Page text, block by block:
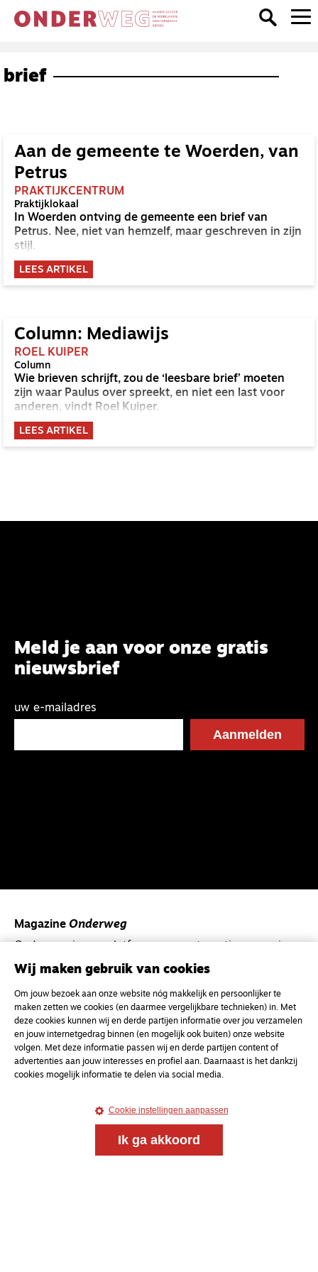
brief
Aan de gemeente te Woerden, van
Petrus
PRAKTIJKCENTRUM
Praktijklokaal
In Woerden ontving de gemeente een brief van
Petrus. Nee, niet van hemzelf, maar geschreven in zijn
stijl.
LEES ARTIKEL
Column: Mediawijs
ROEL KUIPER
Column
Wie brieven schrijft, zou de ‘leesbare brief’ moeten
zijn waar Paulus over spreekt, en niet een last voor
anderen, vindt Roel Kuiper.
LEES ARTIKEL
Meld je aan voor onze gratis
nieuwsbrief
uw e-mailadres
Magazine Onderweg
Onderweg is een platform voor ontmoeting, vorming
voor de Nederlandse Gereformeerde Kerken.
Magazine Onderweg
Kvk-nummer 33277063
NL46 INGB 0117 5827 86
info@onderwegonline.nl
Wij maken gebruik van cookies
Om jouw bezoek aan onze website nóg makkelijk en persoonlijker te
maken zetten we cookies (en daarmee vergelijkbare technieken) in. Met
deze cookies kunnen wij en derde partijen informatie over jou verzamelen
en jouw internetgedrag binnen (en mogelijk ook buiten) onze website
volgen. Met deze informatie passen wij en derde partijen content of
advertenties aan jouw interesses en profiel aan. Daarnaast is het dankzij
cookies mogelijk informatie te delen via social media.
Cookie instellingen aanpassen
Ik ga akkoord